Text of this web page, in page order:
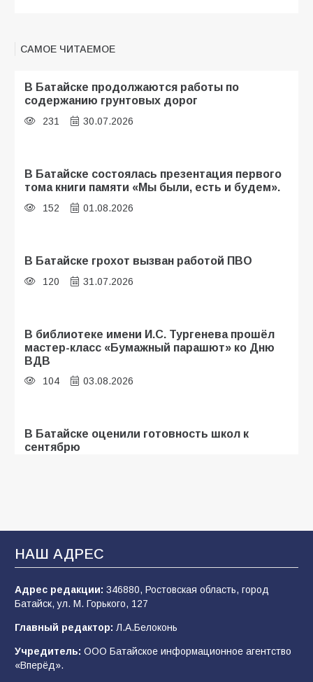
САМОЕ ЧИТАЕМОЕ
В Батайске продолжаются работы по
содержанию грунтовых дорог
231 30.07.2026
В Батайске состоялась презентация первого
тома книги памяти «Мы были, есть и будем».
152 01.08.2026
В Батайске грохот вызван работой ПВО
120 31.07.2026
В библиотеке имени И.С. Тургенева прошёл
мастер-класс «Бумажный парашют» ко Дню
ВДВ
104 03.08.2026
В Батайске оценили готовность школ к
сентябрю
«Мобилизация или набор?» Что на самом
деле происходит в армии России в августе
2026 года
НАШ АДРЕС
Адрес редакции: 346880, Ростовская область, город
Батайск, ул. М. Горького, 127
Главный редактор: Л.А.Белоконь
Учредитель: ООО Батайское информационное агентство
«Вперёд».